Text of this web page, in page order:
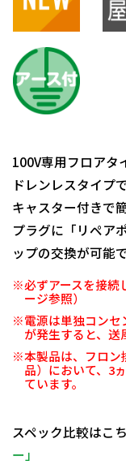
100V専用フロアタ
ドレンレスタイプで
キャスター付きで
プラグに「リペア
ップの交換が可能で
※必ずアースを接続
ージ参照）
※電源は単独コンセ
が発生すると、送
※本製品は、フロン
品）において、3
ています。
スペック比較はこ
ー」